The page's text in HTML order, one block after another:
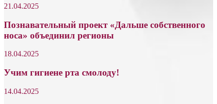
21.04.2025
Познавательный проект «Дальше собственного
носа» объединил регионы
18.04.2025
Учим гигиене рта смолоду!
14.04.2025